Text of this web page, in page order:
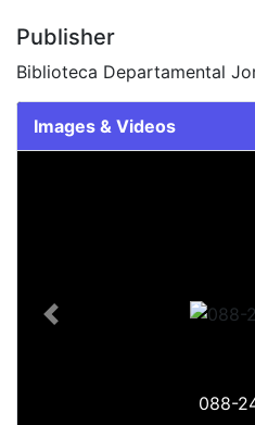
Publisher
Biblioteca Departamental
Images & Videos
088-
Previous